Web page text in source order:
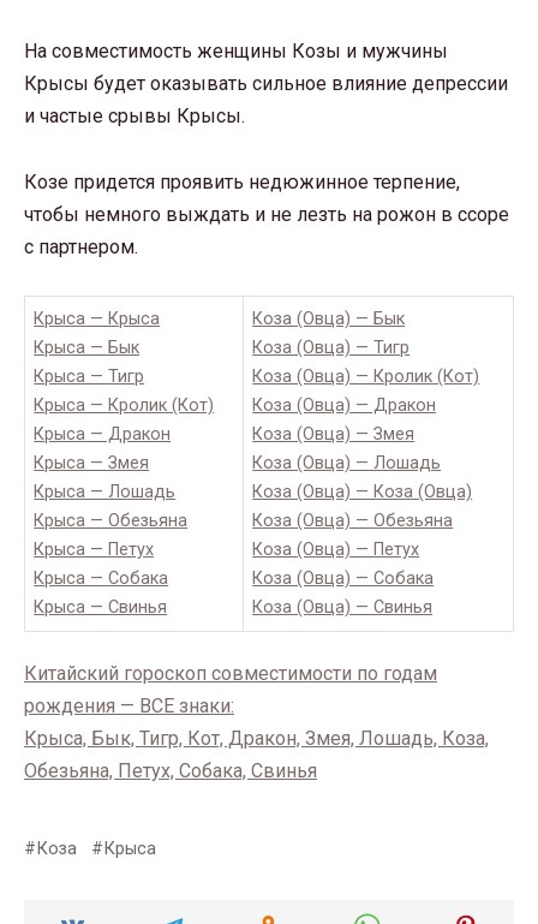
На совместимость женщины Козы и мужчины
Крысы будет оказывать сильное влияние депрессии
и частые срывы Крысы.
Козе придется проявить недюжинное терпение,
чтобы немного выждать и не лезть на рожон в ссоре
с партнером.
Крыса — Крыса
Крыса — Бык
Крыса — Тигр
Крыса — Кролик (Кот)
Крыса — Дракон
Крыса — Змея
Крыса — Лошадь
Крыса — Обезьяна
Крыса — Петух
Крыса — Собака
Крыса — Свинья
Коза (Овца) — Бык
Коза (Овца) — Тигр
Коза (Овца) — Кролик (Кот)
Коза (Овца) — Дракон
Коза (Овца) — Змея
Коза (Овца) — Лошадь
Коза (Овца) — Коза (Овца)
Коза (Овца) — Обезьяна
Коза (Овца) — Петух
Коза (Овца) — Собака
Коза (Овца) — Свинья
Китайский гороскоп совместимости по годам
рождения — ВСЕ знаки:
Крыса, Бык, Тигр, Кот, Дракон, Змея, Лошадь, Коза,
Обезьяна, Петух, Собака, Свинья
Коза Крыса